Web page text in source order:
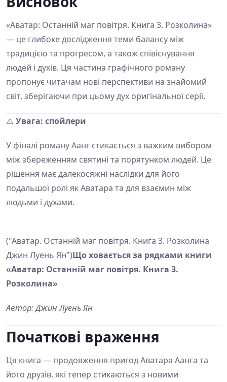
«Аватар: Останній маг повітря. Книга 3. Розколина»
— це глибоке дослідження теми балансу між
традицією та прогресом, а також співіснування
людей і духів. Ця частина графічного роману
пропонує читачам нові перспективи на знайомий
світ, зберігаючи при цьому дух оригінальної серії.
⚠️ Увага: спойлери
У фіналі роману Аанг стикається з важким вибором
між збереженням святині та порятунком людей. Це
рішення має далекосяжні наслідки для його
подальшої ролі як Аватара та для взаємин між
людьми і духами.
("Аватар. Останній маг повітря. Книга 3. Розколина
Джин Луень Ян")Що ховається за рядками книги
«Аватар: Останній маг повітря. Книга 3.
Розколина»
Автор: Джин Луень Ян
Початкові враження
Ця книга — продовження пригод Аватара Аанга та
його друзів, які тепер стикаються з новими